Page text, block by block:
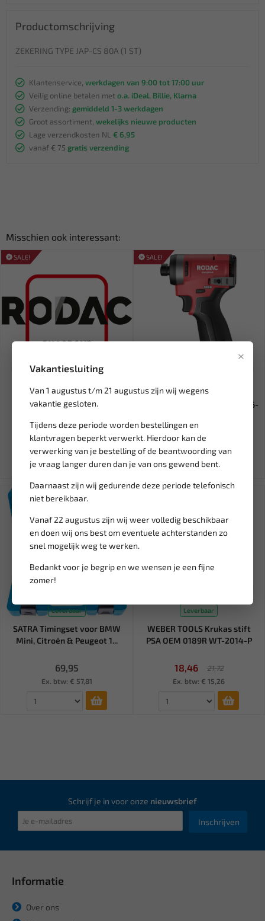
×
Vakantiesluiting
Van 1 augustus t/m 21 augustus zijn wij wegens
vakantie gesloten.
Tijdens deze periode worden bestellingen en
klantvragen beperkt verwerkt. Hierdoor kan de
verwerking van je bestelling of de beantwoording van
je vraag langer duren dan je van ons gewend bent.
Daarnaast zijn wij gedurende deze periode telefonisch
niet bereikbaar.
Vanaf 22 augustus zijn wij weer volledig beschikbaar
en doen wij ons best om eventuele achterstanden zo
snel mogelijk weg te werken.
Bedankt voor je begrip en we wensen je een fijne
zomer!
Productomschrijving
ZEKERING TYPE JAP-CS 80A (1 ST)
Klantenservice, werkdagen van 9:00 tot 17:00 uur
Veilig online betalen met o.a. iDeal, Billie, Klarna
Verzending: gemiddeld 1-3 werkdagen
Groot assortiment, wekelijks nieuwe producten
Lage verzendkosten NL € 6,95
vanaf € 75 gratis verzending
Misschien ook interessant:
SALE!
Leverbaar
RODAC Wheel assembly
rqwd200-04 RQWD20004
28,04
37,39
Ex. btw: € 23,17
SALE!
RODAC 1/4" Compacte
slagschroevendraaier 16V V16-
401,12
Leverbaar
SATRA Timingset voor BMW
Mini, Citroën & Peugeot 1...
69,95
Ex. btw: € 57,81
Leverbaar
WEBER TOOLS Krukas stift
PSA OEM 0189R WT-2014-P
18,46
21,72
Ex. btw: € 15,26
Schrijf je in voor onze nieuwsbrief
Inschrijven
Informatie
Over ons